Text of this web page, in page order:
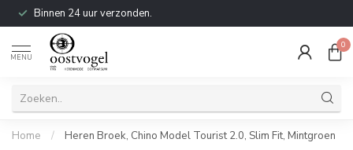
Binnen 24 uur verzonden.
MENU
0
Home / Heren Broek, Chino Model Tourist 2.0, Slim Fit, Mintgroen